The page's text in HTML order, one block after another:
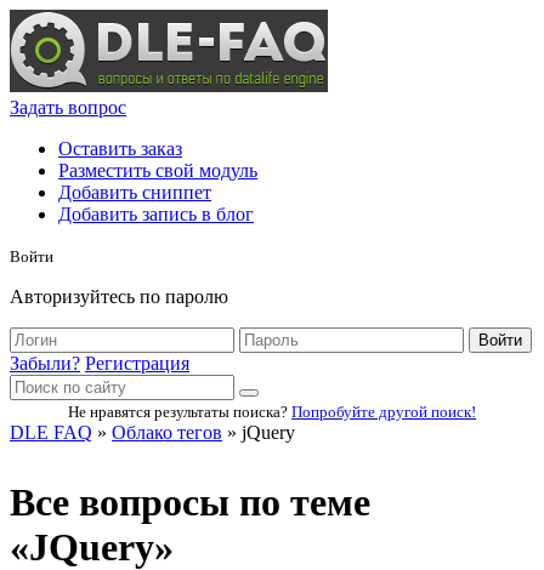
Задать вопрос
Оставить заказ
Разместить свой модуль
Добавить сниппет
Добавить запись в блог
Войти
Авторизуйтесь по паролю
Войти
Забыли? Регистрация
Не нравятся результаты поиска? Попробуйте другой поиск!
DLE FAQ » Облако тегов » jQuery
Все вопросы по теме
«JQuery»